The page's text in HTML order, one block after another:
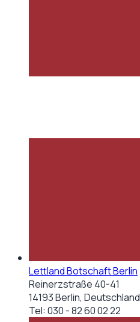
Lettland Botschaft Berlin
Reinerzstraße 40-41
14193 Berlin, Deutschland
Tel: 030 - 82 60 02 22